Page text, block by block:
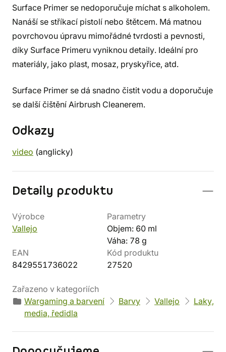
Surface Primer se nedoporučuje míchat s alkoholem.
Nanáší se stříkací pistolí nebo štětcem. Má matnou
povrchovou úpravu mimořádné tvrdosti a pevnosti,
díky Surface Primeru vyniknou detaily. Ideální pro
materiály, jako plast, mosaz, pryskyřice, atd.
Surface Primer se dá snadno čistit vodu a doporučuje
se další čištění Airbrush Cleanerem.
Odkazy
video (anglicky)
Detaily produktu
Výrobce
Vallejo
Parametry
Objem: 60 ml
Váha: 78 g
EAN
8429551736022
Kód produktu
27520
Zařazeno v kategoriích
Wargaming a barvení
Barvy Vallejo
Laky,
media, ředidla